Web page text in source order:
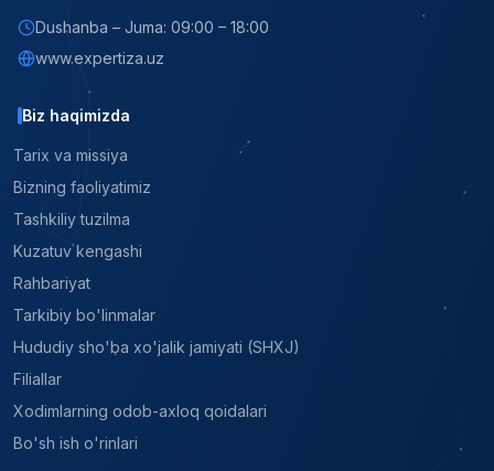
Dushanba – Juma: 09:00 – 18:00
www.expertiza.uz
Biz haqimizda
Tarix va missiya
Bizning faoliyatimiz
Tashkiliy tuzilma
Kuzatuv kengashi
Rahbariyat
Tarkibiy bo'linmalar
Hududiy sho'ba xo'jalik jamiyati (SHXJ)
Filiallar
Xodimlarning odob-axloq qoidalari
Bo'sh ish o'rinlari